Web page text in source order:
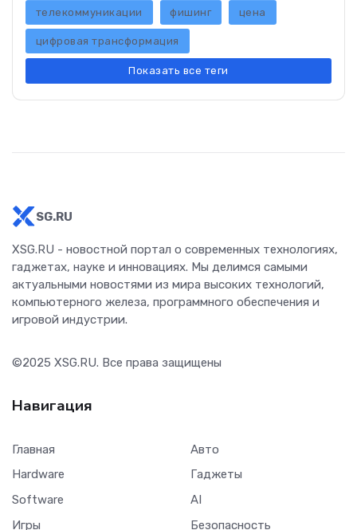
телекоммуникации фишинг цена
цифровая трансформация
Показать все теги
SG.RU
XSG.RU - новостной портал о современных технологиях,
гаджетах, науке и инновациях. Мы делимся самыми
актуальными новостями из мира высоких технологий,
компьютерного железа, программного обеспечения и
игровой индустрии.
©2025 XSG.RU. Все права защищены
Навигация
Главная
Hardware
Software
Игры
Авто
Гаджеты
AI
Безопасность